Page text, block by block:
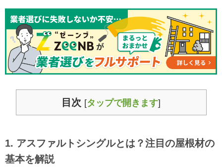
目次 [タップで開きます]
1. アスファルトシングルとは？注目の屋根材の
基本を解説